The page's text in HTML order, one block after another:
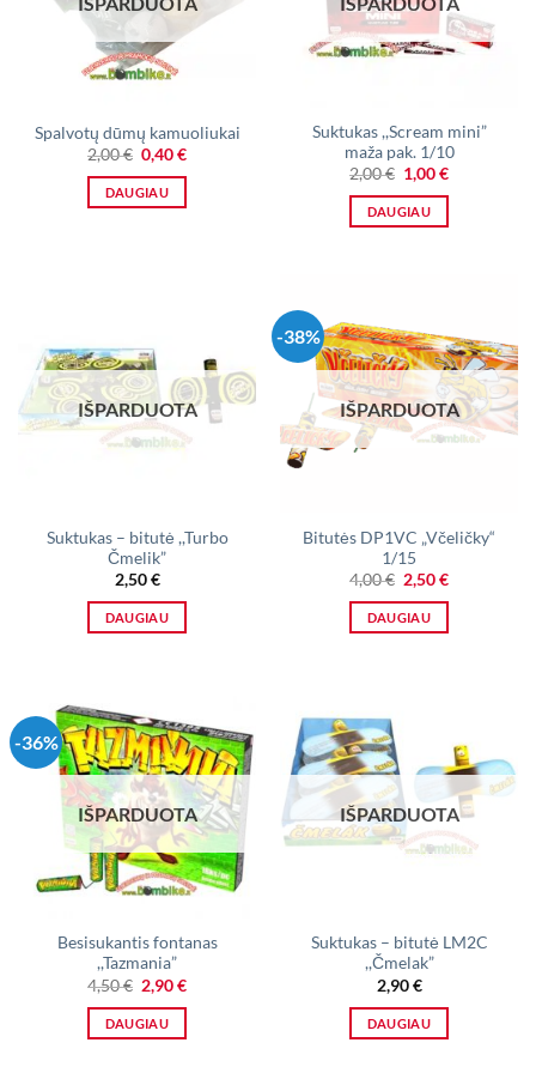
Spalvotų dūmų kamuoliukai
2,00€ Original
price
was:
2,00 €.
0,40€Current
DAUGIAU
Suktukas ,,Scream mini”
maža pak. 1/10
2,00€ Original
price
was:
2,00 €.
1,00€Current
DAUGIAU
IŠPARDUOTA
Suktukas – bitutė ,,Turbo
Čmelik”
2,50€
DAUGIAU
-38%
IŠPARDUOTA
Bitutės DP1VC „Včeličky“
1/15
4,00€ Original
price
was:
4,00 €.
2,50€Current
DAUGIAU
-36%
IŠPARDUOTA
Besisukantis fontanas
,,Tazmania”
4,50€ Original
price
was:
4,50 €.
2,90€Current
DAUGIAU
IŠPARDUOTA
Suktukas – bitutė LM2C
,,Čmelak”
2,90€
DAUGIAU